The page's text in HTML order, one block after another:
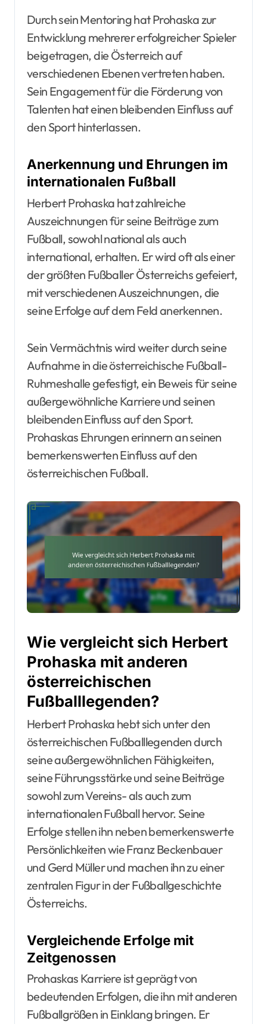
Durch sein Mentoring hat Prohaska zur
Entwicklung mehrerer erfolgreicher Spieler
beigetragen, die Österreich auf
verschiedenen Ebenen vertreten haben.
Sein Engagement für die Förderung von
Talenten hat einen bleibenden Einfluss auf
den Sport hinterlassen.
Anerkennung und Ehrungen im
internationalen Fußball
Herbert Prohaska hat zahlreiche
Auszeichnungen für seine Beiträge zum
Fußball, sowohl national als auch
international, erhalten. Er wird oft als einer
der größten Fußballer Österreichs gefeiert,
mit verschiedenen Auszeichnungen, die
seine Erfolge auf dem Feld anerkennen.
Sein Vermächtnis wird weiter durch seine
Aufnahme in die österreichische Fußball-
Ruhmeshalle gefestigt, ein Beweis für seine
außergewöhnliche Karriere und seinen
bleibenden Einfluss auf den Sport.
Prohaskas Ehrungen erinnern an seinen
bemerkenswerten Einfluss auf den
österreichischen Fußball.
Wie vergleicht sich Herbert
Prohaska mit anderen
österreichischen
Fußballlegenden?
Herbert Prohaska hebt sich unter den
österreichischen Fußballlegenden durch
seine außergewöhnlichen Fähigkeiten,
seine Führungsstärke und seine Beiträge
sowohl zum Vereins- als auch zum
internationalen Fußball hervor. Seine
Erfolge stellen ihn neben bemerkenswerte
Persönlichkeiten wie Franz Beckenbauer
und Gerd Müller und machen ihn zu einer
zentralen Figur in der Fußballgeschichte
Österreichs.
Vergleichende Erfolge mit
Zeitgenossen
Prohaskas Karriere ist geprägt von
bedeutenden Erfolgen, die ihn mit anderen
Fußballgrößen in Einklang bringen. Er